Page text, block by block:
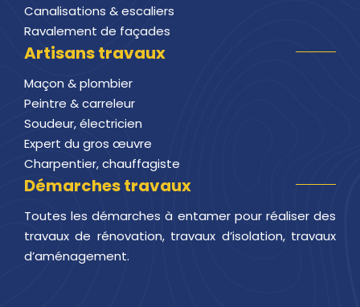
Canalisations & escaliers
Ravalement de façades
Artisans travaux
Maçon & plombier
Peintre & carreleur
Soudeur, électricien
Expert du gros œuvre
Charpentier, chauffagiste
Démarches travaux
Toutes les démarches à entamer pour réaliser des
travaux de rénovation, travaux d’isolation, travaux
d’aménagement.